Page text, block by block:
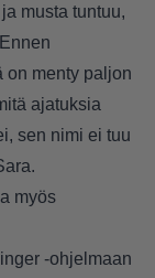
musta tuntuu,
on menty paljon
ajatuksia
sen nimi ei tuu
myös
-ohjelmaan